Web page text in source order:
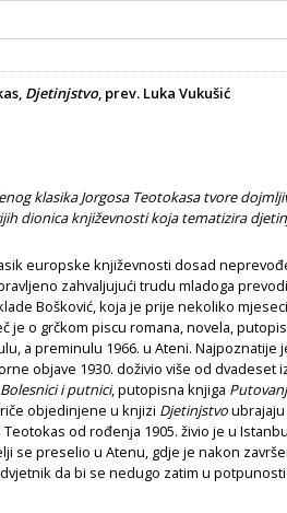
Djetinjstvo, prev. Luka Vukušić
klasika Jorgosa Teotokasa tvore
dionica književnosti koja tematizira
europske književnosti dosad
zahvaljujući trudu mladoga
Bošković, koja je prije nekoliko
je o grčkom piscu romana, novela,
a preminulu 1966. u Ateni. Najpoznatije
objave 1930. doživio više od dvadeset
Bolesnici i putnici, putopisna knjiga
objedinjene u knjizi Djetinjstvo
od rođenja 1905. živio je u
se preselio u Atenu, gdje je nakon
da bi se nedugo zatim u